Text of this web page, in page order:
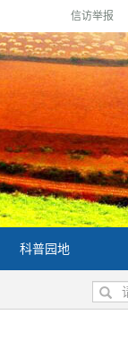
信访举报
科普园地